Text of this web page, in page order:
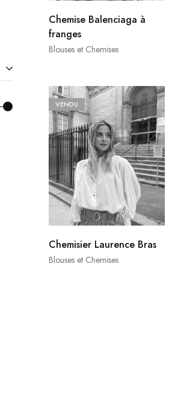
Blouses et Chemises
Chemise Balenciaga à
franges
VENDU
Blouses et Chemises
Chemisier Laurence Bras